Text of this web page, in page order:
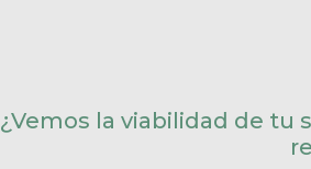
¿Vemos la viabilidad de tu